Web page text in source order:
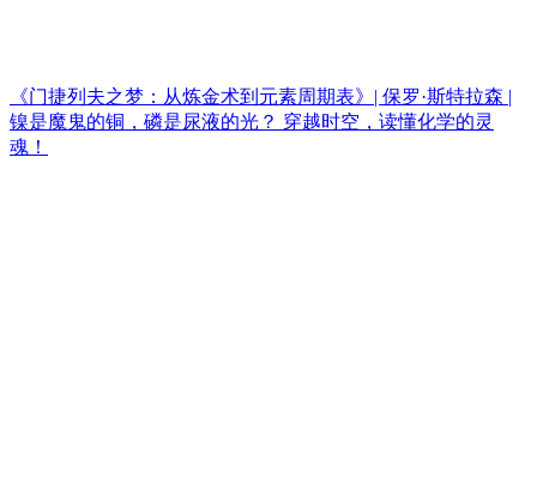
《门捷列夫之梦：从炼金术到元素周期表》| 保罗·斯特拉森 |
镍是魔鬼的铜，磷是尿液的光？ 穿越时空，读懂化学的灵
魂！